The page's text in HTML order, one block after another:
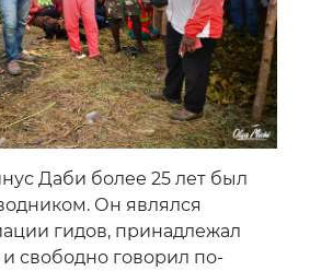
Даби более 25 лет был
Он являлся
гидов, принадлежал
свободно говорил по-